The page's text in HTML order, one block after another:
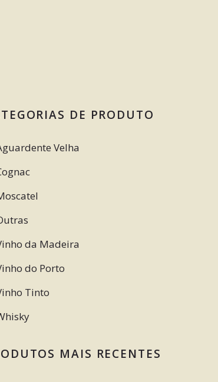
DE PRODUTO
Velha
da Madeira
do Porto
Tinto
MAIS RECENTES